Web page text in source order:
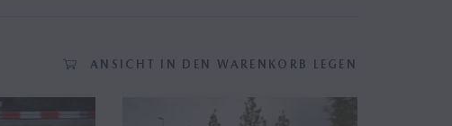
ANSICHT IN DEN WARENKORB LEGEN